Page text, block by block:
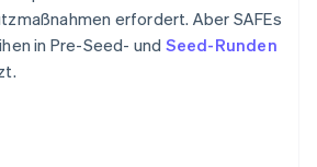
erfordert. Aber SAFEs
in Pre-Seed- und Seed-Runden